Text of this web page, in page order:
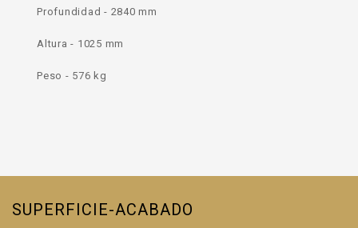
Profundidad - 2840 mm
Altura - 1025 mm
Peso - 576 kg
SUPERFICIE-ACABADO